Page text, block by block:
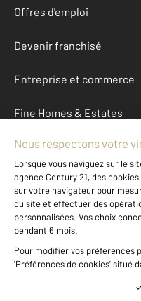
Offres d'emploi
Devenir franchisé
Entreprise et commerce
Fine Homes & Estates
À propos
International
Nous contacter